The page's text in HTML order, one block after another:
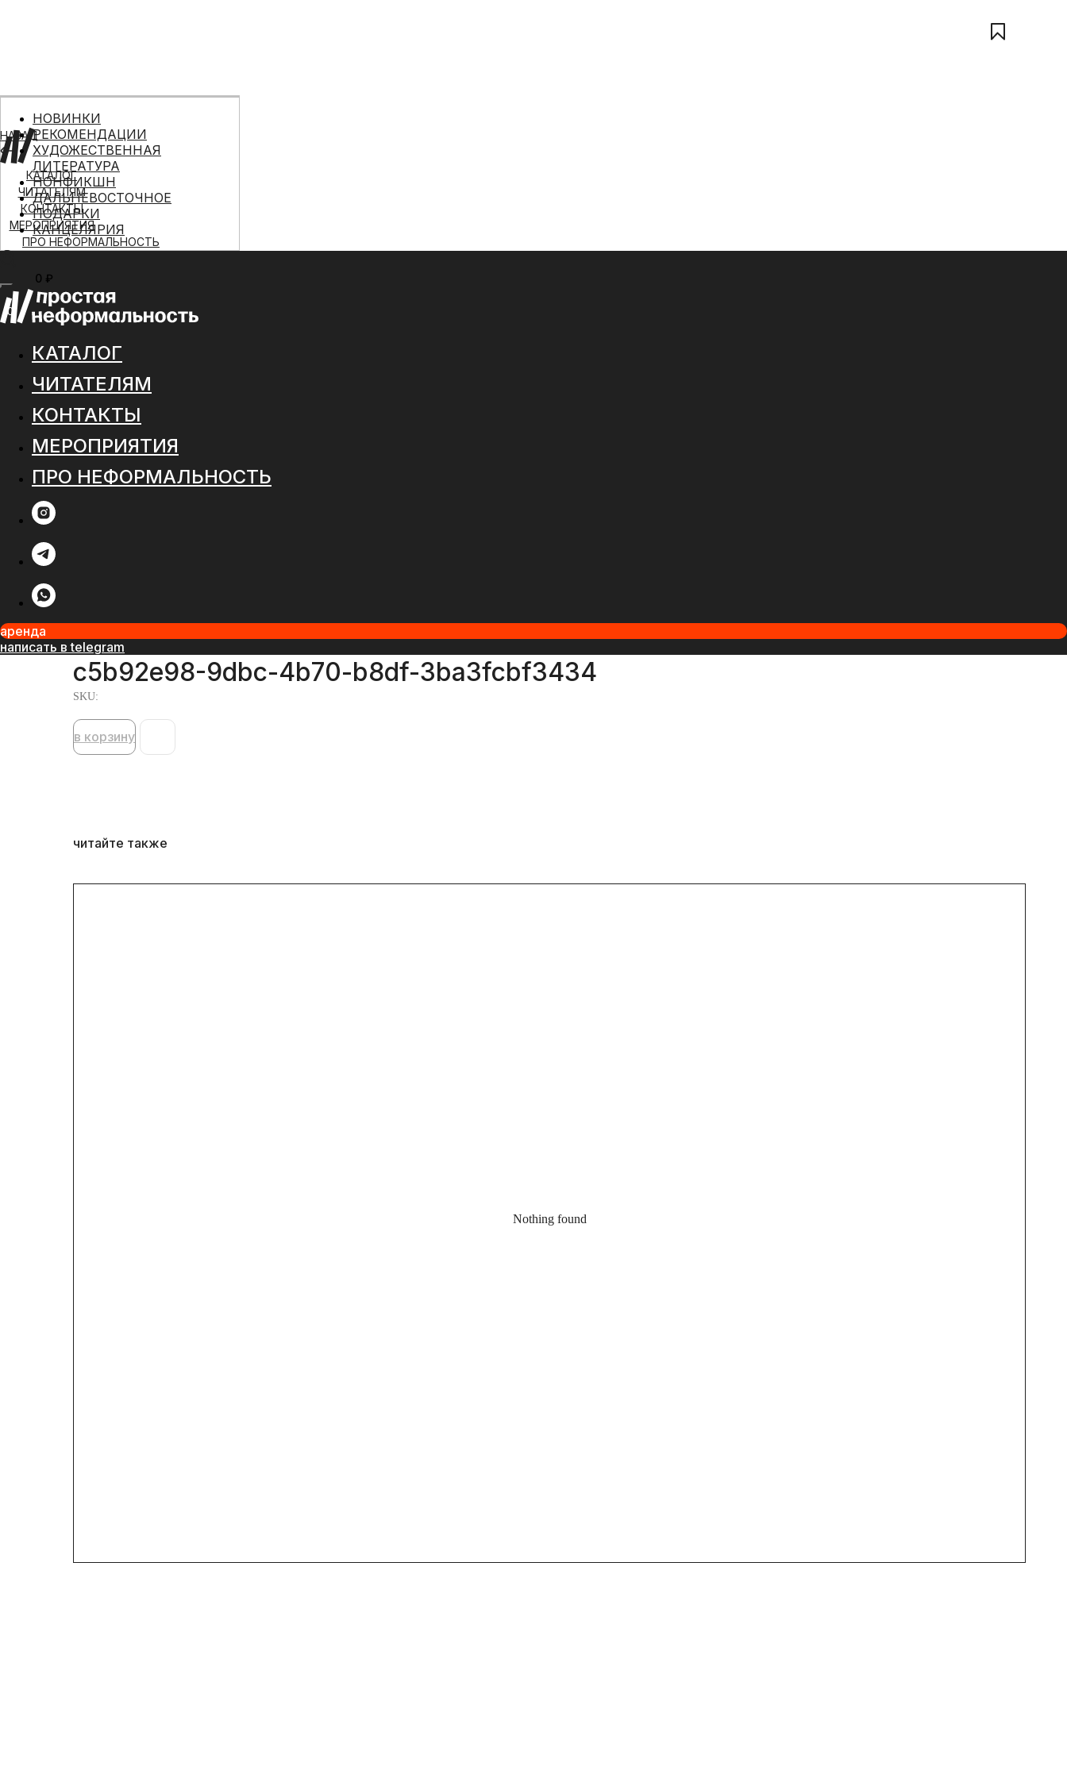
КАТАЛОГ
ЧИТАТЕЛЯМ
КОНТАКТЫ
МЕРОПРИЯТИЯ
ПРО НЕФОРМАЛЬНОСТЬ
0 ₽
МЕНЮ
0
НАЗАД
НОВИНКИ
РЕКОМЕНДАЦИИ
ХУДОЖЕСТВЕННАЯ
ЛИТЕРАТУРА
НОНФИКШН
ДАЛЬНЕВОСТОЧНОЕ
ПОДАРКИ
КАНЦЕЛЯРИЯ
КАТАЛОГ
ЧИТАТЕЛЯМ
КОНТАКТЫ
МЕРОПРИЯТИЯ
ПРО НЕФОРМАЛЬНОСТЬ
аренда
написать в telegram
c5b92e98-9dbc-4b70-b8df-3ba3fcbf3434
SKU:
в корзину
читайте также
Nothing found